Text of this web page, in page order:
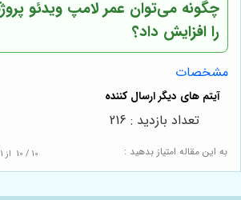
را افزایش داد؟
مشخصات
به این مقاله امتیاز بدهید : 10 / 10 از 1
تعداد بازدید : 216